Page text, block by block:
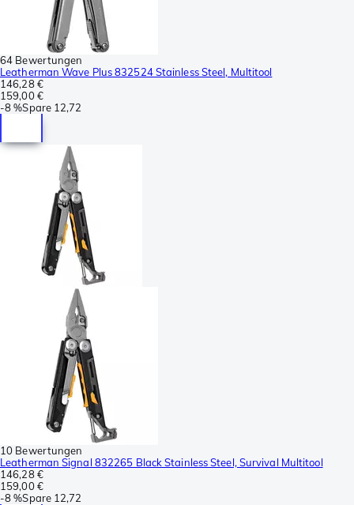
64 Bewertungen
Leatherman Wave Plus 832524 Stainless Steel, Multitool
146,28 €
159,00 €
-8 %Spare 12,72
10 Bewertungen
Leatherman Signal 832265 Black Stainless Steel, Survival Multitool
146,28 €
159,00 €
-8 %Spare 12,72